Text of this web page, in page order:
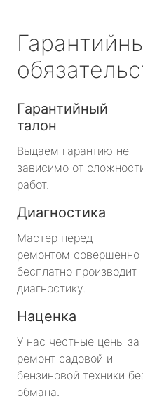
Гарантийный
талон
Выдаем гарантию не
зависимо от
работ.
Диагностика
Мастер перед
ремонтом совершенно
бесплатно производит
диагностику.
Наценка
У нас честные цены за
ремонт садовой и
бензиновой техники
обмана.